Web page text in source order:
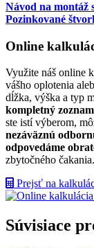
Návod na montáž
Pozinkované
Online
Využite náš online
vášho oplotenia
dĺžka, výška a typ
kompletný
ste istí výberom,
nezáväznú
odpovedáme
zbytočného čakania.
Prejsť na
Súvisiace